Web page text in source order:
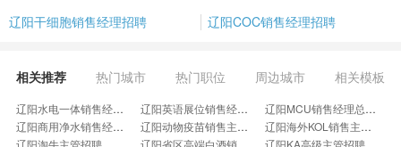
辽阳干细胞销售经理招聘
辽阳COC销售经理招聘
相关推荐 热门城市 热门职位 周边城市 相关模板
辽阳水电一体销售经理招聘 辽阳英语展位销售经理招聘
辽阳MCU销售经理总监招聘
辽阳商用净水销售经理招聘
辽阳动物疫苗销售主管招聘
辽阳海外KOL销售主管招聘
辽阳淘牛主管招聘
辽阳KA高级主管招聘